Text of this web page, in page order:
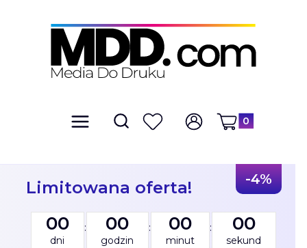
Menu Otwórz wyszukiwarkę
Szukaj Ulubione Zaloguj się
Produkty w
Koszyk
-4%
Limitowana oferta!
00
dni
: 00
godzin
: 00
minut
: 00
sekund